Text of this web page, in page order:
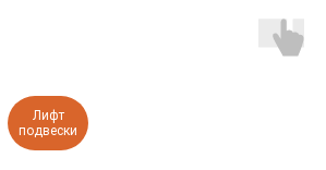
Лифт
подвески